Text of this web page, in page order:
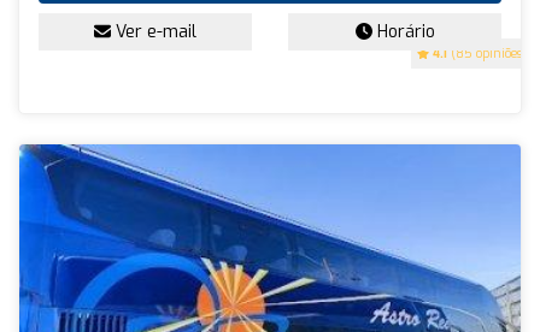
4.1 (85 opiniões)
Ver e-mail Horário